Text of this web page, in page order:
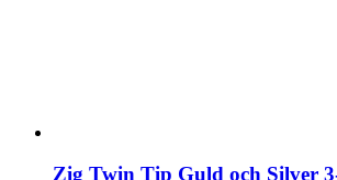
Zig Twin Tip Guld och Silver